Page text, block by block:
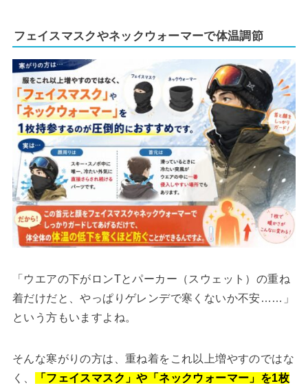
フェイスマスクやネックウォーマーで体温調節
「ウエアの下がロンTとパーカー（スウェット）の重ね
着だけだと、やっぱりゲレンデで寒くないか不安……」
という方もいますよね。
そんな寒がりの方は、重ね着をこれ以上増やすのではな
く、
「フェイスマスク」や「ネックウォーマー」を1枚